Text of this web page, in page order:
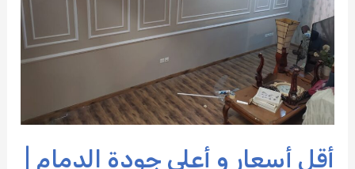
أقل أسعار و أعلى جودة الدمام |